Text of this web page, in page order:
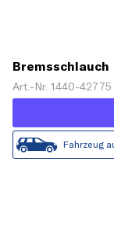
Bremsschlauch
Art.-Nr. 1440-42775
Fahrzeug